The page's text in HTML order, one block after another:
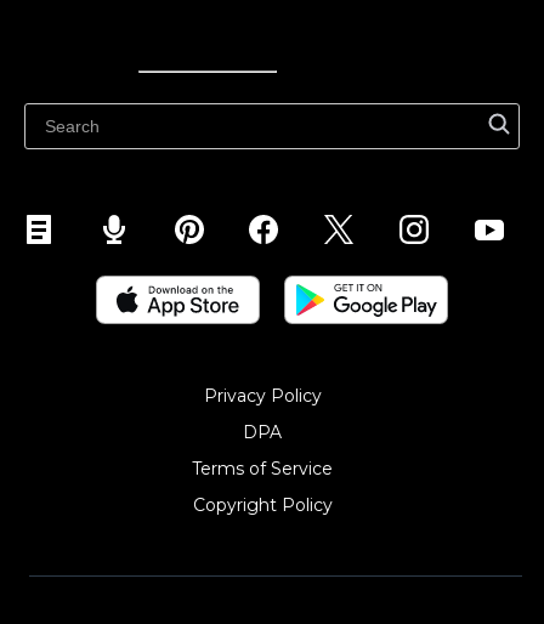
Privacy Policy
DPA
Terms of Service
Copyright Policy‎